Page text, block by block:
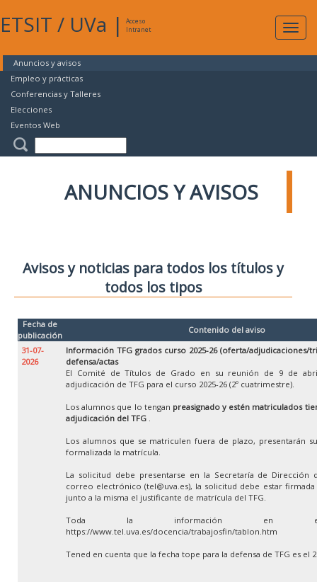
ETSIT / UVa |
Acceso
Intranet
Anuncios y avisos
Empleo y prácticas
Conferencias y Talleres
Elecciones
Eventos Web
ANUNCIOS Y AVISOS
Avisos y noticias para todos los títulos y
todos los tipos
Fecha de
publicación
Contenido del aviso
31-07-
2026
Información TFG grados curso 2025-26 (oferta/adjudicaciones/
defensa/actas
El Comité de Títulos de Grado en su reunión de 9 de
adjudicación de TFG para el curso 2025-26 (2º cuatrimestre).
Los alumnos que lo tengan preasignado y estén matriculados
adjudicación del TFG .
Los alumnos que se matriculen fuera de plazo, presentarán
formalizada la matrícula.
La solicitud debe presentarse en la Secretaría de Dirección
correo electrónico (tel@uva.es), la solicitud debe estar
junto a la misma el justificante de matrícula del TFG.
Toda la información en
https://www.tel.uva.es/docencia/trabajosfin/tablon.htm
Tened en cuenta que la fecha tope para la defensa de TFG es el